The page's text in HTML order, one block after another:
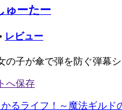
ゅーたー
レビュー
の子が傘で弾を防ぐ弾幕